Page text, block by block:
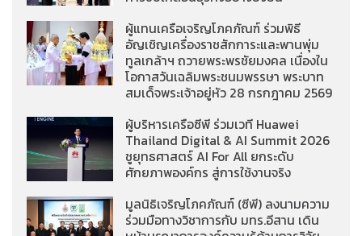
ผู้แทนเครือเจริญโภคภัณฑ์ ร่วมพิธี
อัญเชิญเครื่องราชสักการะและพานพุ่ม
ทูลเกล้าฯ ถวายพระพรชัยมงคล เนื่องใน
โอกาสวันเฉลิมพระชนมพรรษา พระบาท
สมเด็จพระเจ้าอยู่หัว 28 กรกฎาคม 2569
ผู้บริหารเครือซีพี ร่วมเวที Huawei
Thailand Digital & AI Summit 2026
ชูยุทธศาสตร์ AI For All ยกระดับ
ศักยภาพองค์กร สู่การใช้งานจริง
มูลนิธิเจริญโภคภัณฑ์ (ซีพี) ลงนามความ
ร่วมมือทางวิชาการกับ มทร.อีสาน เดิน